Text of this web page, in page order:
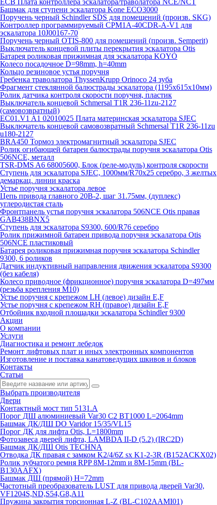
ECB Плата контроллера эскалатора/траволатора NCE/NCT
Башмак для ступени эскалатора Kone ECO3000
Поручень черный Schindler SDS для помещений (произв. SKG)
Контроллер программируемый CPM1A-40CDR-A-V1 для
эскалатора 10J00167-70
Поручень черный OTIS-800 для помещений (произв. Semperit)
Выключатель концевой плиты перекрытия эскалатора Otis
Батарея роликовая прижимная для эскалатора KOYO
Колесо посадочное D=98mm, h=40mm
Кольцо резиновое устья поручня
Гребенка траволатора ThyssenKrupp Orinoco 24 зуба
Фрагмент стеклянной балюстрады эскалатора (1195х615х10мм)
Ролик датчика контроля скорости поручня, пластик
Выключатель концевой Schmersal T1R 236-11zu-2127
(самовозвратный)
EC01.V1 A1 02010025 Плата материнская эскалатора SJEC
Выключатель концевой самовозвратный Schmersal T1R 236-11zu
u180-2127
BRA450 Тормоз электромагнитный эскалатора SJEC
Ролик огибающей батареи балюстрады поручня эскалатора Otis
506NCE, металл
TSR-DMS A6 68005600, Блок (реле-модуль) контроля скорости
Ступень для эскалатора SJEC, 1000мм/R70x25 серебро, 3 желтых
демаркац. линии краска
Устье поручня эскалатора левое
Цепь привода главного 20B-2, шаг 31.75мм, (дуплекс)
углеродистая сталь
Фронтпанель устья поручня эскалатора 506NCE Otis правая
GAB438BNX5
Ступень для эскалатора S9300, 600/R76 серебро
Ролик прижимной батареи привода поручня эскалатора Otis
506NCE пластиковый
Батарея роликовая прижимная поручня эскалатора Schindler
9300, 6 роликов
Датчик индуктивный направления движения эскалатора S9300
(без кабеля)
Колесо приводное (фрикционное) поручня эскалатора D=497мм
(резьба крепления M10)
Устье поручня с крепежом LH (левое) дизайн E,F
Устье поручня с крепежом RH (правое) дизайн E,F
Отбойник входной площадки эскалатора Schindler 9300
Акции
О компании
Услуги
Диагностика и ремонт лебедок
Ремонт лифтовых плат и иных электронных компонентов
Изготовление и поставка канатоведущих шкивов и блоков
Контакты
Статьи
Выбрать производителя
Двери
Контактный мост тип 5131.A
Порог ДШ алюминиевый Var30 C2 BT1000 L=2064mm
Башмак ДК/ДШ DO Varidor 15/35/VL15
Порог ДК для лифта Otis, L=1800mm
Фотозавеса дверей лифта, LAMBDA II-D (5.2) (IRC2D)
Башмак ДК/ДШ Otis TECHNA
Отводка ДК правая с замком K2/4/6Z sx K1-2-3R (B152ACKX02)
Ролик зубчатого ремня RPP 8M-12mm и 8M-15mm (BL-
B130AAFX)
Башмак ДШ (прямой) H=72mm
Частотный преобразователь LUST для привода дверей Var30,
VF1204S,ND,S54,G8,A11
Пружина закрытия торсионная L-Z (BL-C102AAMI01)